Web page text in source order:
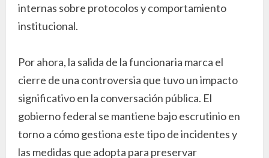
internas sobre protocolos y comportamiento
institucional.
Por ahora, la salida de la funcionaria marca el
cierre de una controversia que tuvo un impacto
significativo en la conversación pública. El
gobierno federal se mantiene bajo escrutinio en
torno a cómo gestiona este tipo de incidentes y
las medidas que adopta para preservar